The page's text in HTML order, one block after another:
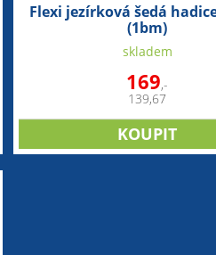
Flexi jezírková šedá
(1bm)
skladem
169,-
139,67